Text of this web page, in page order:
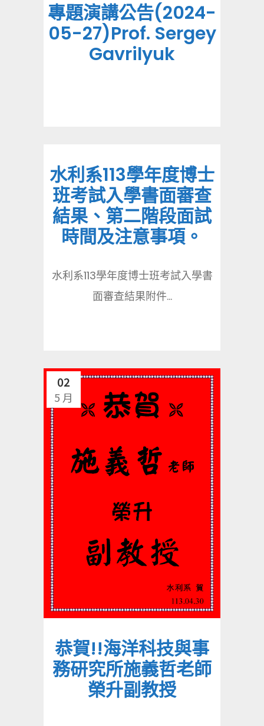
專題演講公告(2024-
05-27)Prof. Sergey
Gavrilyuk
水利系113學年度博士
班考試入學書面審查
結果、第二階段面試
時間及注意事項。
水利系113學年度博士班考試入學書
面審查結果附件...
02
5 月
恭賀!!海洋科技與事
務研究所施義哲老師
榮升副教授